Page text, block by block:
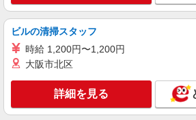
ビルの清掃スタッフ
時給 1,200円〜1,200円
大阪市北区
詳細を見る